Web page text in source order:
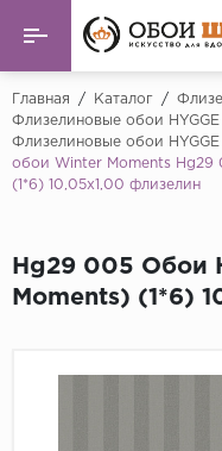
Назад
Виниловые обои
Флоковые обои
Фрески
Главная / Каталог /
Флизелиновые обои HYGGE
Флизелиновые обои
обои Winter Moments Hg29
(1*6) 10,05x1,00 флизелин
Hg29 005 Обои
Moments) (1*6)